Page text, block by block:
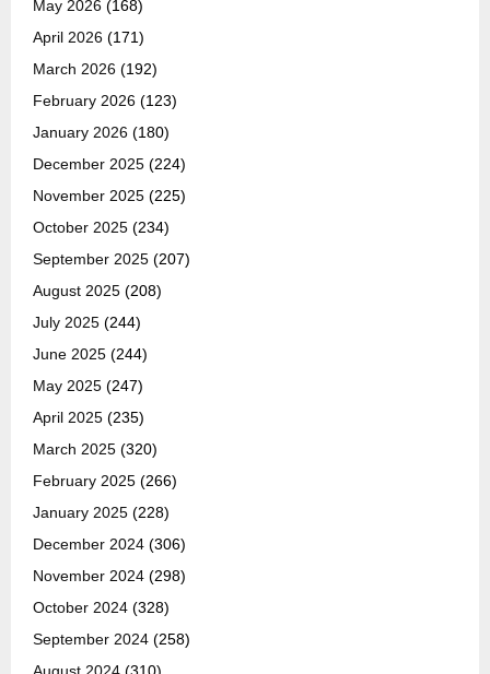
May 2026 (168)
April 2026 (171)
March 2026 (192)
February 2026 (123)
January 2026 (180)
December 2025 (224)
November 2025 (225)
October 2025 (234)
September 2025 (207)
August 2025 (208)
July 2025 (244)
June 2025 (244)
May 2025 (247)
April 2025 (235)
March 2025 (320)
February 2025 (266)
January 2025 (228)
December 2024 (306)
November 2024 (298)
October 2024 (328)
September 2024 (258)
August 2024 (310)